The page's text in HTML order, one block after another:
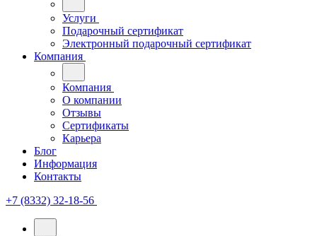
Услуги
Подарочный сертификат
Электронный подарочный сертификат
Компания
Компания
О компании
Отзывы
Сертификаты
Карьера
Блог
Информация
Контакты
+7 (8332) 32-18-56